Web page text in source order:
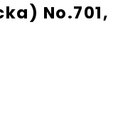
No.701,